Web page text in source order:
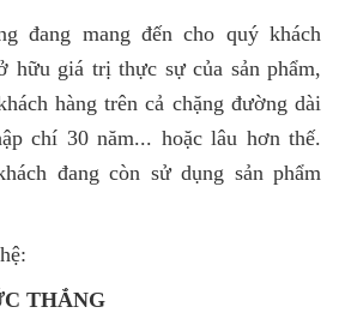
đang mang đến cho quý khách
hữu giá trị thực sự của sản phẩm,
hàng trên cả chặng đường dài
chí 30 năm... hoặc lâu hơn thế.
đang còn sử dụng sản phẩm
THẮNG